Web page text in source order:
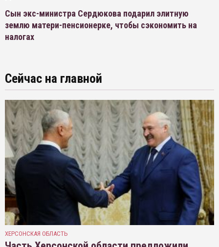
Сын экс-министра Сердюкова подарил элитную
землю матери-пенсионерке, чтобы сэкономить на
налогах
Сейчас на главной
ХЕРСОНСКАЯ ОБЛАСТЬ